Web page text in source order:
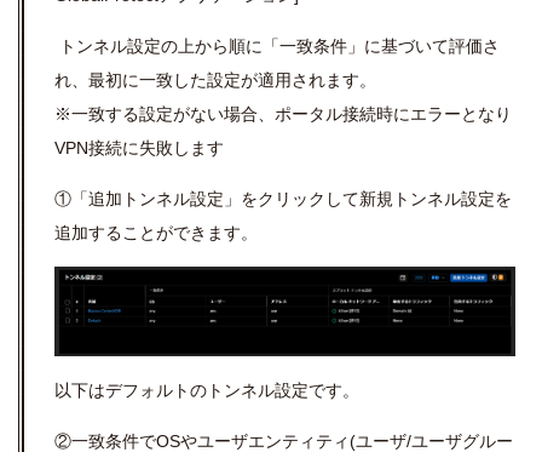
トンネル設定の上から順に「一致条件」に基づいて評価さ
れ、最初に一致した設定が適用されます。
※一致する設定がない場合、ポータル接続時にエラーとなり
VPN接続に失敗します
①「追加トンネル設定」をクリックして新規トンネル設定を
追加することができます。
以下はデフォルトのトンネル設定です。
②一致条件でOSやユーザエンティティ(ユーザ/ユーザグルー